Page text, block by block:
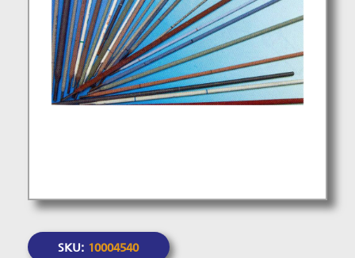
SKU: 10004540